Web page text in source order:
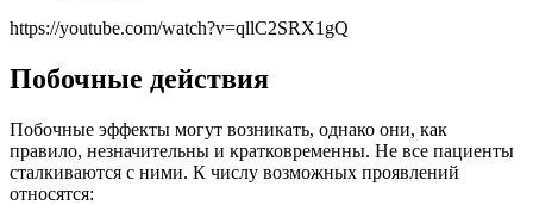
https://youtube.com/watch?v=qllC2SRX1gQ
Побочные действия
Побочные эффекты могут возникать, однако они, как
правило, незначительны и кратковременны. Не все пациенты
сталкиваются с ними. К числу возможных проявлений
относятся: